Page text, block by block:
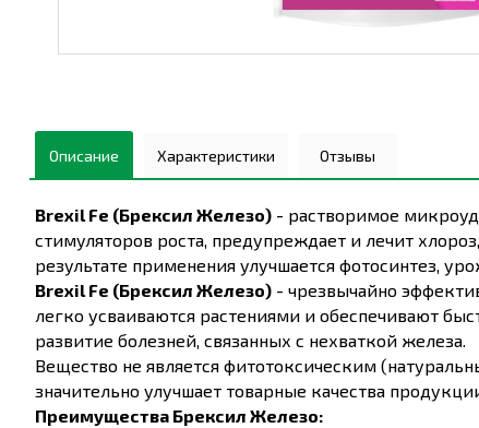
Описание Характеристики Отзывы
Brexil Fe (Брексил Железо)- растворимое
стимуляторов роста, предупреждает и лечит
результате применения улучшается фотосинтез,
Brexil Fe (Брексил Железо)- чрезвычайно
легко усваиваются растениями и обеспечивают
развитие болезней, связанных с нехваткой железа.
Вещество не является фитотоксическим
значительно улучшает товарные качества
Преимущества Брексил Железо: